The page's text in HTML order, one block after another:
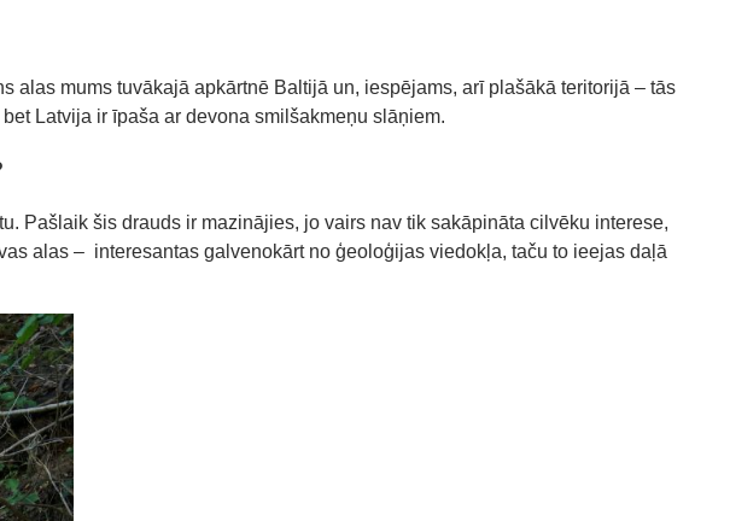
alas mums tuvākajā apkārtnē Baltijā un, iespējams, arī plašākā teritorijā – tās
bet Latvija ir īpaša ar devona smilšakmeņu slāņiem.
Pašlaik šis drauds ir mazinājies, jo vairs nav tik sakāpināta cilvēku interese,
alas – interesantas galvenokārt no ģeoloģijas viedokļa, taču to ieejas daļā